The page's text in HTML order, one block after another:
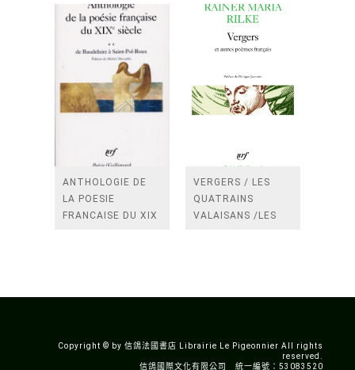
ANTHOLOGIE DE
LA POESIE
FRANCAISE DU XIX
VERGERS / LES
QUATRAINS
VALAISANS /LES
Copyright © by 信鴿法國書店 Librairie Le Pigeonnier All rights
reserved.
信鴿國際文化有限公司 統一編號：53083520